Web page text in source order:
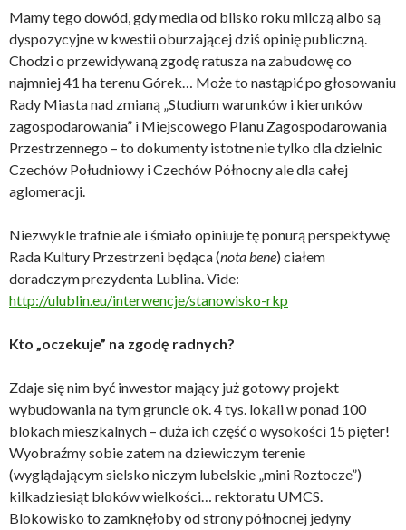
Mamy tego dowód, gdy media od blisko roku milczą albo są
dyspozycyjne w kwestii oburzającej dziś opinię publiczną.
Chodzi o przewidywaną zgodę ratusza na zabudowę co
najmniej 41 ha terenu Górek… Może to nastąpić po głosowaniu
Rady Miasta nad zmianą „Studium warunków i kierunków
zagospodarowania” i Miejscowego Planu Zagospodarowania
Przestrzennego – to dokumenty istotne nie tylko dla dzielnic
Czechów Południowy i Czechów Północny ale dla całej
aglomeracji.
Niezwykle trafnie ale i śmiało opiniuje tę ponurą perspektywę
Rada Kultury Przestrzeni będąca (nota bene) ciałem
doradczym prezydenta Lublina. Vide:
http://ulublin.eu/interwencje/stanowisko-rkp
Kto „oczekuje” na zgodę radnych?
Zdaje się nim być inwestor mający już gotowy projekt
wybudowania na tym gruncie ok. 4 tys. lokali w ponad 100
blokach mieszkalnych – duża ich część o wysokości 15 pięter!
Wyobraźmy sobie zatem na dziewiczym terenie
(wyglądającym sielsko niczym lubelskie „mini Roztocze”)
kilkadziesiąt bloków wielkości… rektoratu UMCS.
Blokowisko to zamknęłoby od strony północnej jedyny